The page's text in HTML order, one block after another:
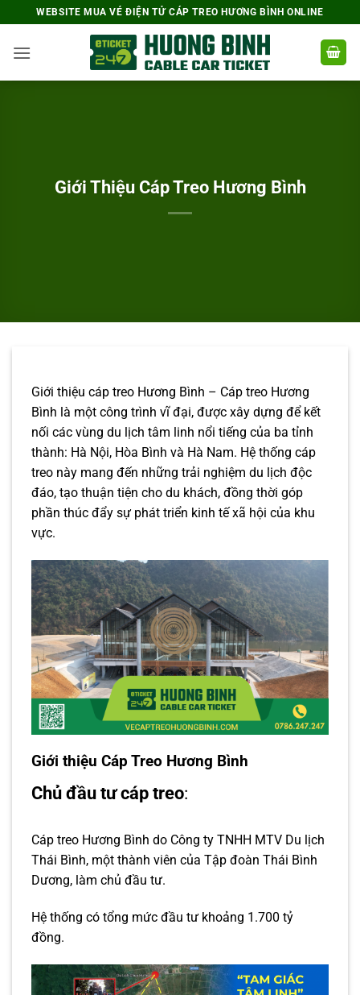
qua
nội
WEBSITE MUA VÉ ĐIỆN TỬ CÁP TREO HƯƠNG BÌNH ONLINE
Giới Thiệu Cáp Treo Hương Bình
Giới thiệu cáp treo Hương Bình – Cáp treo Hương
Bình là một công trình vĩ đại, được xây dựng để kết
nối các vùng du lịch tâm linh nổi tiếng của ba tỉnh
thành: Hà Nội, Hòa Bình và Hà Nam. Hệ thống cáp
treo này mang đến những trải nghiệm du lịch độc
đáo, tạo thuận tiện cho du khách, đồng thời góp
phần thúc đẩy sự phát triển kinh tế xã hội của khu
vực.
Giới thiệu Cáp Treo Hương Bình
Chủ đầu tư cáp treo:
Cáp treo Hương Bình do Công ty TNHH MTV Du lịch
Thái Bình, một thành viên của Tập đoàn Thái Bình
Dương, làm chủ đầu tư.
Hệ thống có tổng mức đầu tư khoảng 1.700 tỷ
đồng.